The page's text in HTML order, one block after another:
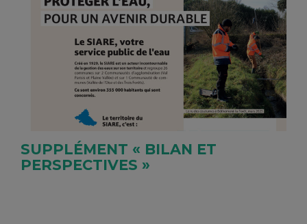
SUPPLÉMENT « BILAN ET
PERSPECTIVES »